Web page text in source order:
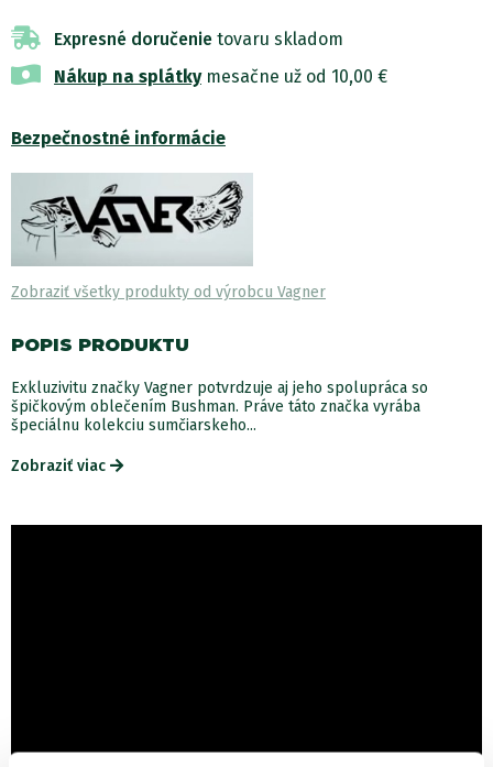
Expresné doručenie tovaru skladom
Nákup na splátkymesačne už od 10,00 €
Bezpečnostné informácie
Zobraziť všetky produkty od výrobcu Vagner
POPIS PRODUKTU
Exkluzivitu značky Vagner potvrdzuje aj jeho spolupráca so
špičkovým oblečením Bushman. Práve táto značka vyrába
špeciálnu kolekciu sumčiarskeho...
Zobraziť viac